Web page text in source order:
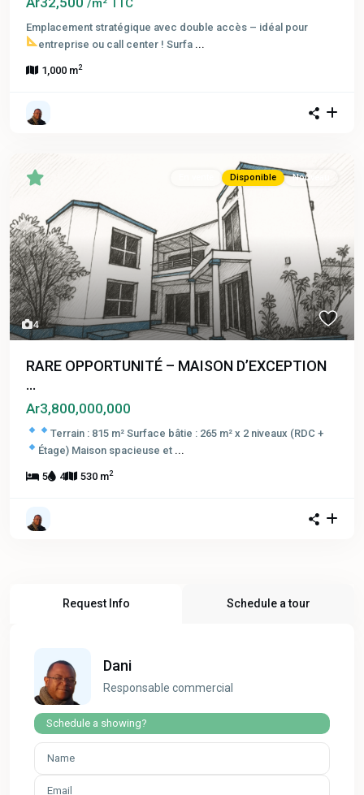
/m² TTC
Emplacement stratégique avec double accès – idéal pour
entreprise ou call center ! Surfa ...
1,000 m2
4
Disponible Nouveau
RARE OPPORTUNITÉ – MAISON D’EXCEPTION
...
Ar3,800,000,000
Terrain : 815 m²Surface bâtie : 265 m² x 2 niveaux (RDC +
Étage)Maison spacieuse et ...
5 4 530 m2
Request Info Schedule a tour
Dani
Responsable commercial
Schedule a showing?